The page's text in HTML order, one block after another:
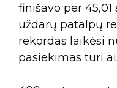
finišavo per
uždarų patalpų
rekordas laikėsi
pasiekimas turi